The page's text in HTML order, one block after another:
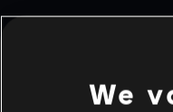
Mapy promowane
projektantów
We